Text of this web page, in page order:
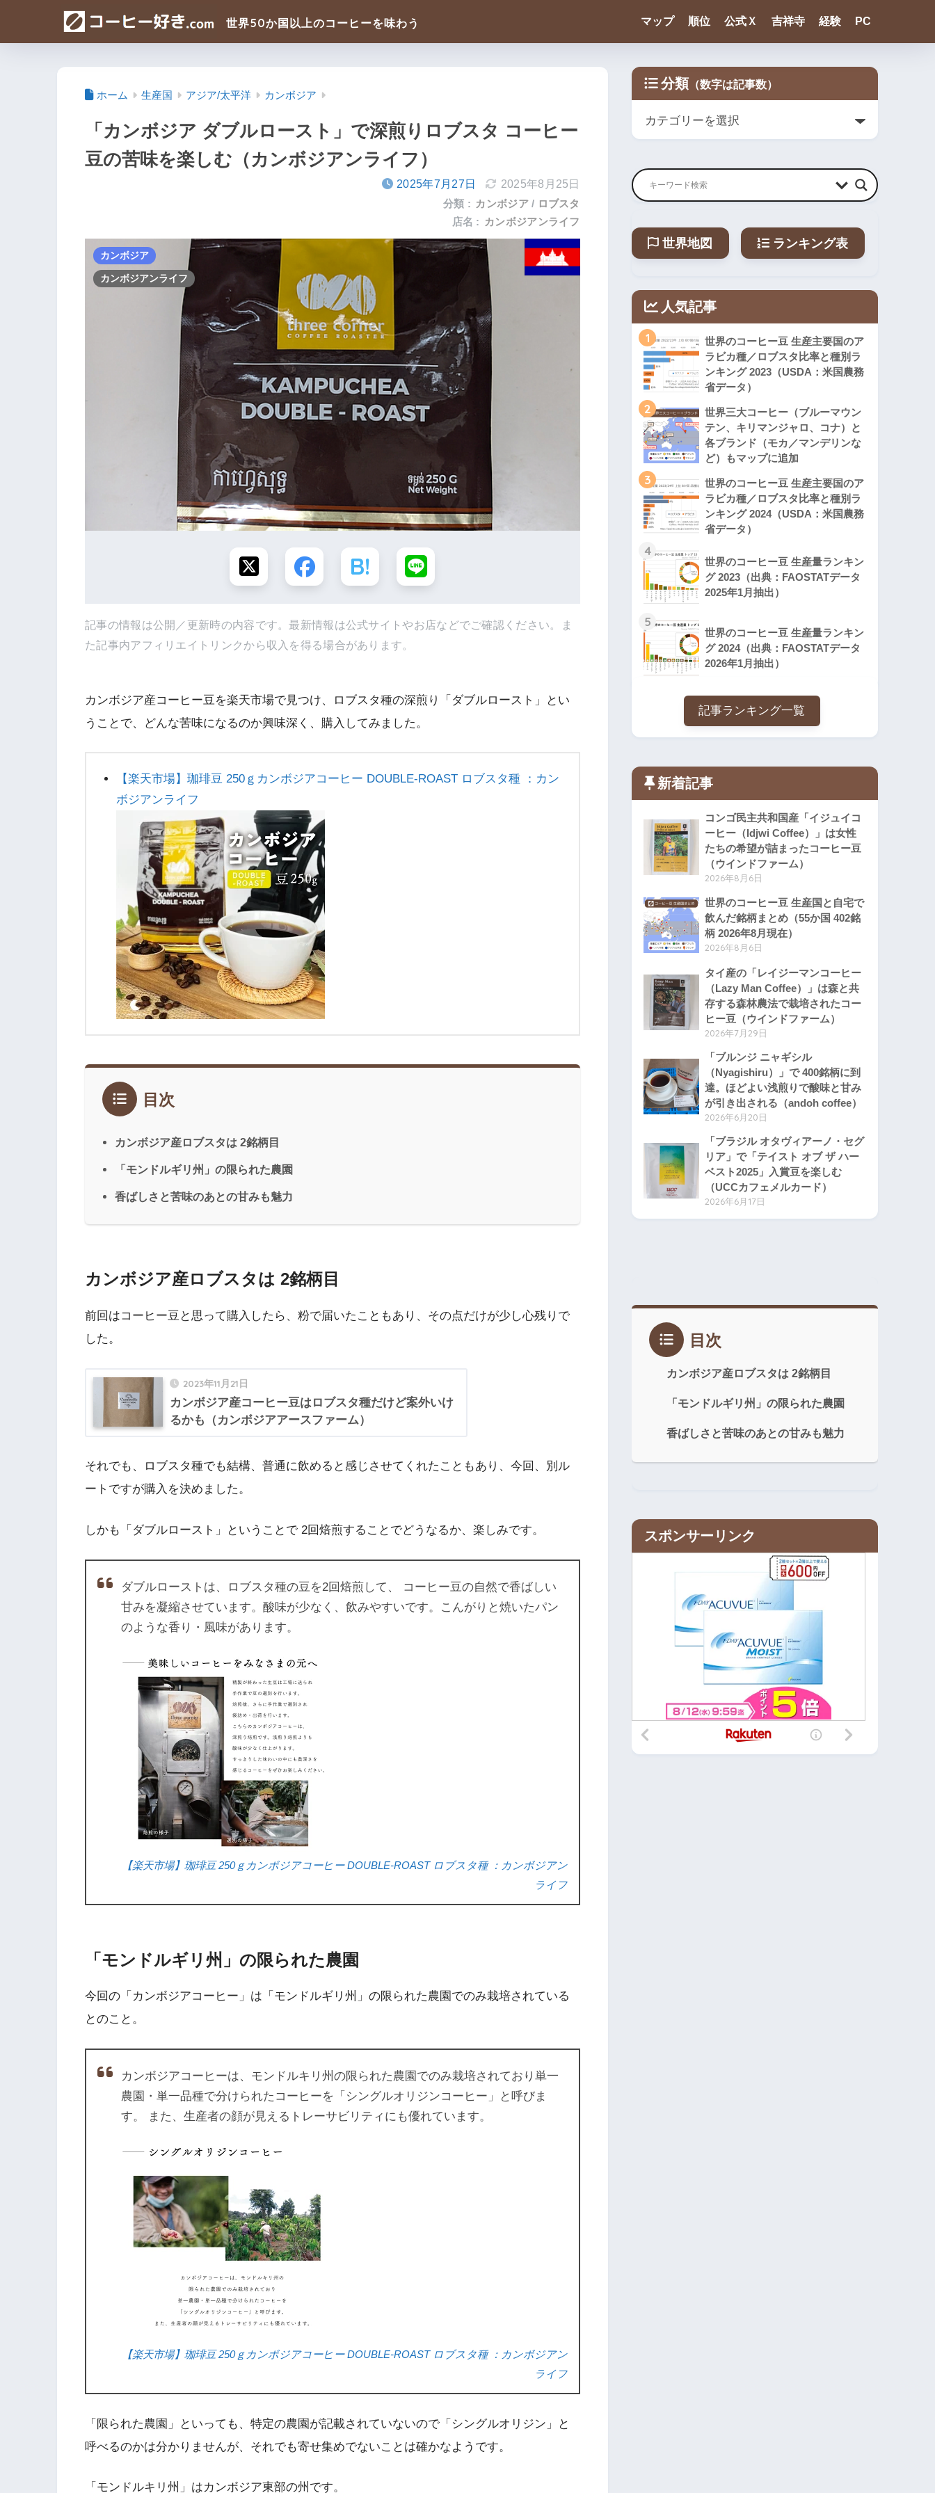
マップ 順位 公式Ｘ 吉祥寺 経験 PC
ホーム 生産国 アジア/太平洋 カンボジア
「カンボジア ダブルロースト」で深煎りロブスタ コーヒー
豆の苦味を楽しむ（カンボジアンライフ）
2025年7月27日
2025年8月25日
分類 : カンボジア
ロブスタ
店名 : カンボジアンライフ
カンボジア
カンボジアンライフ
記事の情報は公開／更新時の内容です。最新情報は公式サイトやお店などでご確認ください。ま
た記事内アフィリエイトリンクから収入を得る場合があります。
カンボジア産コーヒー豆を楽天市場で見つけ、ロブスタ種の深煎り「ダブルロースト」とい
うことで、どんな苦味になるのか興味深く、購入してみました。
【楽天市場】珈琲豆 250ｇカンボジアコーヒー DOUBLE-ROAST ロブスタ種 ：カン
ボジアンライフ
目次
カンボジア産ロブスタは 2銘柄目
「モンドルギリ州」の限られた農園
香ばしさと苦味のあとの甘みも魅力
カンボジア産ロブスタは 2銘柄目
前回はコーヒー豆と思って購入したら、粉で届いたこともあり、その点だけが少し心残りで
した。
2023年11月21日
カンボジア産コーヒー豆はロブスタ種だけど案外いけ
るかも（カンボジアアースファーム）
それでも、ロブスタ種でも結構、普通に飲めると感じさせてくれたこともあり、今回、別ル
ートですが購入を決めました。
しかも「ダブルロースト」ということで 2回焙煎することでどうなるか、楽しみです。
ダブルローストは、ロブスタ種の豆を2回焙煎して、 コーヒー豆の自然で香ばしい
甘みを凝縮させています。酸味が少なく、飲みやすいです。こんがりと焼いたパン
のような香り・風味があります。
【楽天市場】珈琲豆 250ｇカンボジアコーヒー DOUBLE-ROAST ロブスタ種 ：カンボジアン
ライフ
「モンドルギリ州」の限られた農園
今回の「カンボジアコーヒー」は「モンドルギリ州」の限られた農園でのみ栽培されている
とのこと。
カンボジアコーヒーは、モンドルキリ州の限られた農園でのみ栽培されており単一
農園・単一品種で分けられたコーヒーを「シングルオリジンコーヒー」と呼びま
す。 また、生産者の顔が見えるトレーサビリティにも優れています。
【楽天市場】珈琲豆 250ｇカンボジアコーヒー DOUBLE-ROAST ロブスタ種 ：カンボジアン
ライフ
「限られた農園」といっても、特定の農園が記載されていないので「シングルオリジン」と
呼べるのかは分かりませんが、それでも寄せ集めでないことは確かなようです。
「モンドルキリ州」はカンボジア東部の州です。
分類
世界地図 ランキング表
人気記事
1
世界のコーヒー豆 生産主要国のア
ラビカ種／ロブスタ比率と種別ラ
ンキング 2023（USDA：米国農務
省データ）
2
世界三大コーヒー（ブルーマウン
テン、キリマンジャロ、コナ）と
各ブランド（モカ／マンデリンな
ど）もマップに追加
3
世界のコーヒー豆 生産主要国のア
ラビカ種／ロブスタ比率と種別ラ
ンキング 2024（USDA：米国農務
省データ）
4
世界のコーヒー豆 生産量ランキン
グ 2023（出典：FAOSTATデータ
2025年1月抽出）
5
世界のコーヒー豆 生産量ランキン
グ 2024（出典：FAOSTATデータ
2026年1月抽出）
記事ランキング一覧
新着記事
コンゴ民主共和国産「イジュイコ
ーヒー（Idjwi Coffee）」は女性
たちの希望が詰まったコーヒー豆
（ウインドファーム）
2026年8月6日
世界のコーヒー豆 生産国と自宅で
飲んだ銘柄まとめ（55か国 402銘
柄 2026年8月現在）
2026年8月6日
タイ産の「レイジーマンコーヒー
（Lazy Man Coffee）」は森と共
存する森林農法で栽培されたコー
ヒー豆（ウインドファーム）
2026年7月29日
「ブルンジ ニャギシル
（Nyagishiru）」で 400銘柄に到
達。ほどよい浅煎りで酸味と甘み
が引き出される（andoh coffee）
2026年6月20日
「ブラジル オタヴィアーノ・セグ
リア」で「テイスト オブ ザ ハー
ベスト2025」入賞豆を楽しむ
（UCCカフェメルカード）
2026年6月17日
目次
カンボジア産ロブスタは 2銘柄目
「モンドルギリ州」の限られた農園
香ばしさと苦味のあとの甘みも魅力
スポンサーリンク